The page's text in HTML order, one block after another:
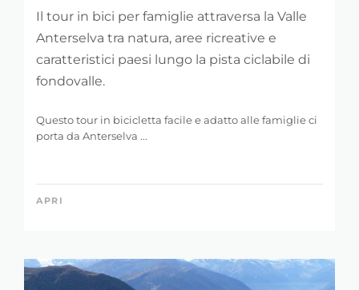
Il tour in bici per famiglie attraversa la Valle
Anterselva tra natura, aree ricreative e
caratteristici paesi lungo la pista ciclabile di
fondovalle.
Questo tour in bicicletta facile e adatto alle famiglie ci
porta da Anterselva ...
APRI